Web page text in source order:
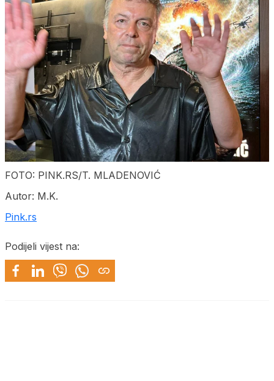
FOTO: PINK.RS/T. MLADENOVIĆ
Autor: M.K.
Pink.rs
Podijeli vijest na: